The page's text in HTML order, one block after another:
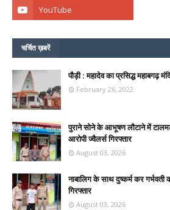
चर्चित ख़बरें
पौड़ी : महादेव का प्रसिद्ध महाबगढ़
February 26, 2022
पुराने सोने के आभूषण लौटाने में
आरोपी ज्वैलर्स गिरफ्तार
August 03, 2026
नाबालिग के साथ दुष्कर्म कर
गिरफ्तार
August 03, 2026